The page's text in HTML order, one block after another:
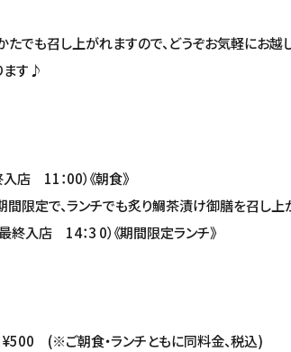
たでも召し上がれますので、どうぞお気軽にお越
ます♪
店 11：00）《朝食》
定で、ランチでも炙り鯛茶漬け御膳を召
終入店 14：3 0）《期間限定ランチ》
(※ご朝食・ランチともに同料金、税込)